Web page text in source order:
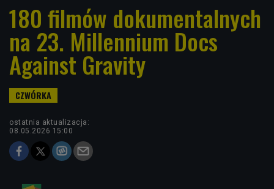
180 filmów dokumentalnych
na 23. Millennium Docs
Against Gravity
ostatnia aktualizacja:
08.05.2026 15:00